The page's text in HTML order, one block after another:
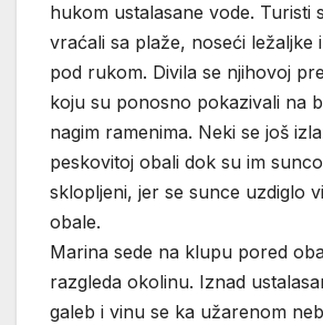
hukom ustalasane vode. Turisti
vraćali sa plaže, noseći ležaljke
pod rukom. Divila se njihovoj
koju su ponosno pokazivali na
nagim ramenima. Neki se još
peskovitoj obali dok su im
sklopljeni, jer se sunce uzdiglo
obale.
Marina sede na klupu pored
razgleda okolinu. Iznad
galeb i vinu se ka užarenom